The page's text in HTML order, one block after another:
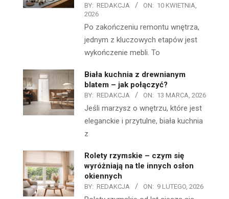
BY: REDAKCJA ON: 10 KWIETNIA,
2026
Po zakończeniu remontu wnętrza,
jednym z kluczowych etapów jest
wykończenie mebli. To
Biała kuchnia z drewnianym
blatem – jak połączyć?
BY: REDAKCJA ON: 13 MARCA, 2026
Jeśli marzysz o wnętrzu, które jest
eleganckie i przytulne, biała kuchnia
z
Rolety rzymskie – czym się
wyróżniają na tle innych osłon
okiennych
BY: REDAKCJA ON: 9 LUTEGO, 2026